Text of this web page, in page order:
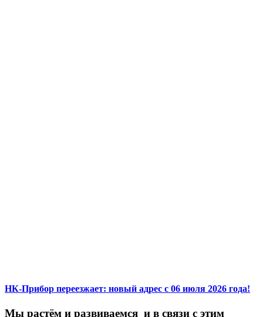
НК-Прибор переезжает: новый адрес с 06 июля 2026 года!
Мы растём и развиваемся и в связи с этим